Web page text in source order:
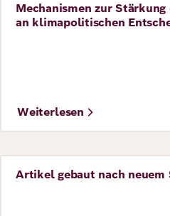
Perspective
Mechanismen zur
an klimapolitischen
Weiterlesen
Perspective
Artikel gebaut nach neuem